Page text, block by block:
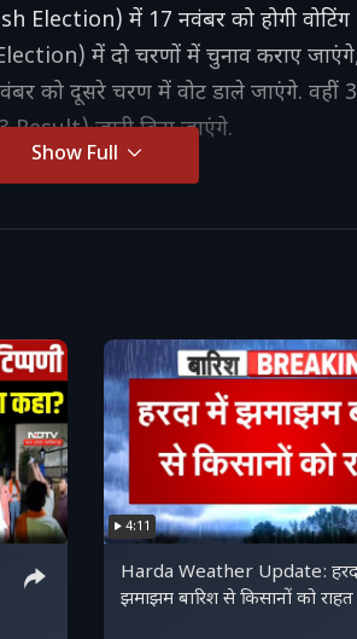
Election) में 17 नवंबर को होगी
में दो चरणों में चुनाव कराए
को दूसरे चरण में वोट डाले जाएंगे. वहीं
जारी किए जाएंगे.
Show Full
4:11
Harda Weather Update:
झमाझम बारिश से किसानों को राहत